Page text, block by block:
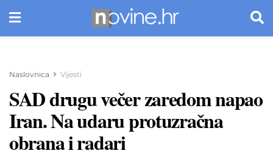
Naslovnica Vijesti
SAD drugu večer zaredom napao
Iran. Na udaru protuzračna
obrana i radari